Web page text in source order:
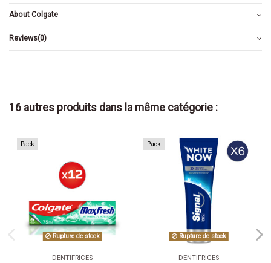
About Colgate
Reviews(0)
16 autres produits dans la même catégorie :
Pack
Rupture de stock
DENTIFRICES
Pack
Rupture de stock
DENTIFRICES